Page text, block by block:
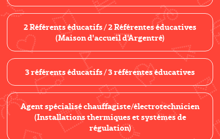
2 Référents éducatifs / 2 Référentes éducatives
(Maison d'accueil d'Argentré)
3 référents éducatifs / 3 référentes éducatives
Agent spécialisé chauffagiste/électrotechnicien
(Installations thermiques et systèmes de
régulation)